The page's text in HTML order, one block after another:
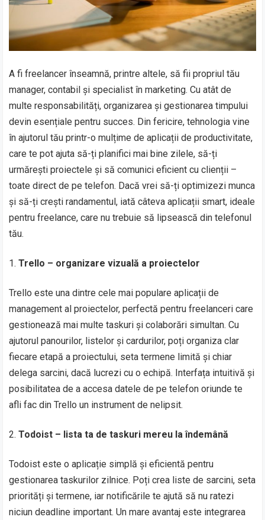
A fi freelancer înseamnă, printre altele, să fii propriul tău
manager, contabil și specialist în marketing. Cu atât de
multe responsabilități, organizarea și gestionarea timpului
devin esențiale pentru succes. Din fericire, tehnologia vine
în ajutorul tău printr-o mulțime de aplicații de productivitate,
care te pot ajuta să-ți planifici mai bine zilele, să-ți
urmărești proiectele și să comunici eficient cu clienții –
toate direct de pe telefon. Dacă vrei să-ți optimizezi munca
și să-ți crești randamentul, iată câteva aplicații smart, ideale
pentru freelance, care nu trebuie să lipsească din telefonul
tău.
Trello – organizare vizuală a proiectelor
Trello este una dintre cele mai populare aplicații de
management al proiectelor, perfectă pentru freelanceri care
gestionează mai multe taskuri și colaborări simultan. Cu
ajutorul panourilor, listelor și cardurilor, poți organiza clar
fiecare etapă a proiectului, seta termene limită și chiar
delega sarcini, dacă lucrezi cu o echipă. Interfața intuitivă și
posibilitatea de a accesa datele de pe telefon oriunde te
afli fac din Trello un instrument de nelipsit.
Todoist – lista ta de taskuri mereu la îndemână
Todoist este o aplicație simplă și eficientă pentru
gestionarea taskurilor zilnice. Poți crea liste de sarcini, seta
priorități și termene, iar notificările te ajută să nu ratezi
niciun deadline important. Un mare avantaj este integrarea